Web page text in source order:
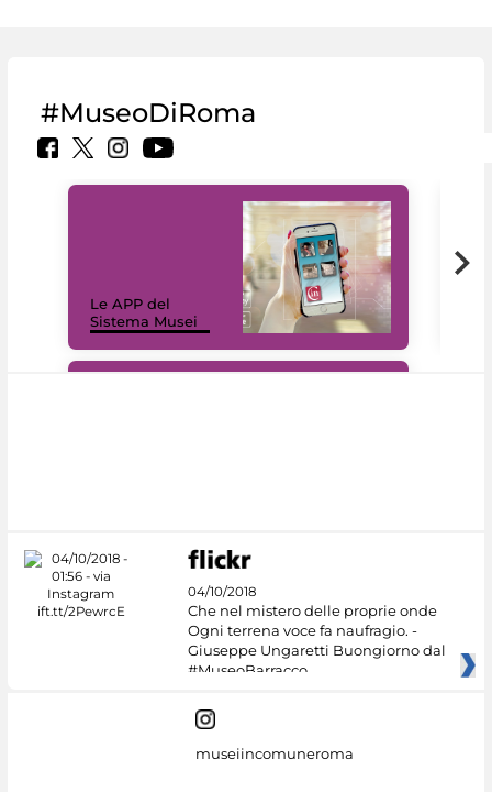
#MuseoDiRoma
Le APP del
Sistema Musei
04/10/2018
Che nel mistero delle proprie onde
Ogni terrena voce fa naufragio. -
Giuseppe Ungaretti Buongiorno dal
#MuseoBarracco
museiincomuneroma